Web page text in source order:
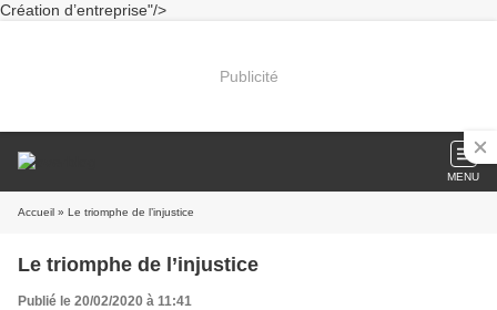
Création d’entreprise"/>
Publicité
MENU
Accueil » Le triomphe de l’injustice
Le triomphe de l’injustice
Publié le 20/02/2020 à 11:41